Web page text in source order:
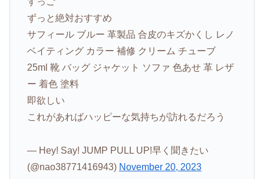
ずっと絶対おすすめ
サフィール ブルー 革製品 合皮のキズかくし レノ
ベイティング カラー 補修 クリーム チューブ
25ml 靴 バッグ ジャケット ソファ 色あせ 革 レザ
ー 着色 塗料
即欲しい
これがあればハッピーな気持ちが訪れるだろう
— Hey! Say! JUMP PULL UP!早く聞きたい
(@nao38771416943) November 20, 2023